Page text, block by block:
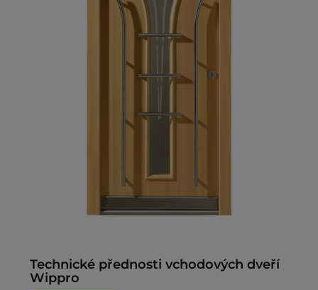
Technické přednosti vchodových dveří
Wippro